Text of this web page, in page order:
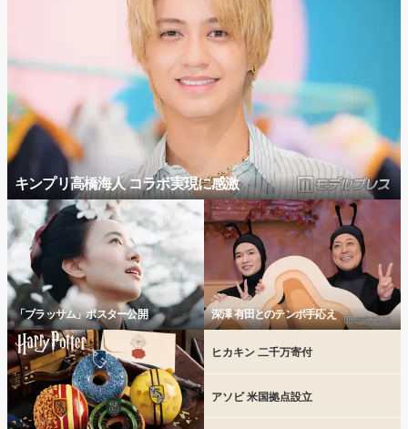
キンプリ高橋海人 コラボ実現に感激
「ブラッサム」ポスター公開 深澤 有田とのテンポ手応え
ヒカキン 二千万寄付
アソビ 米国拠点設立